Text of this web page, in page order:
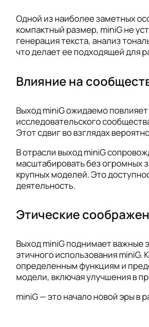
Одной из наиболее заметных
компактный размер, miniG не
генерация текста, анализ
что делает ее подходящей для
Влияние на
Выход miniG ожидаемо
исследовательского
Этот сдвиг во взглядах
В отрасли выход miniG
масштабировать без огромных
крупных моделей. Это
деятельность.
Этические
Выход miniG поднимает важные
этичного использования
определенным функциям и
модели, включая улучшения в
miniG — это начало новой эры в